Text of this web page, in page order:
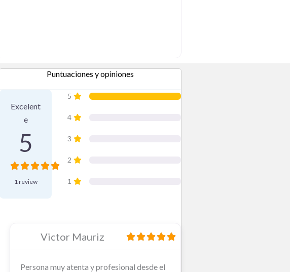
Puntuaciones y opiniones
Excelent
e
5
1 review
5
4
3
2
1
Victor Mauriz
Persona muy atenta y profesional desde el